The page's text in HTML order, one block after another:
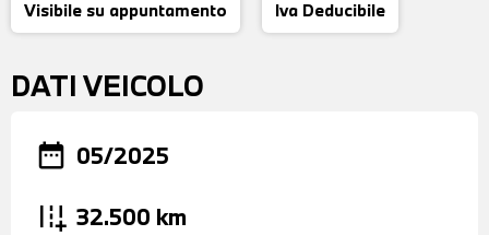
Visibile su appuntamento Iva Deducibile
DATI VEICOLO
date_range 05/2025
add_road 32.500 km